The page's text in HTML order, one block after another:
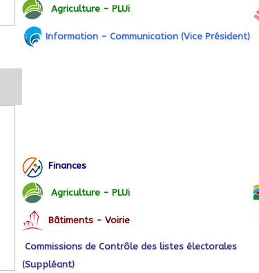
Agriculture - PLUi
Information - Communication (Vice Président)
Finances
Agriculture - PLUi
Bâtiments - Voirie
Commissions de Contrôle des listes électorales
(Suppléant)